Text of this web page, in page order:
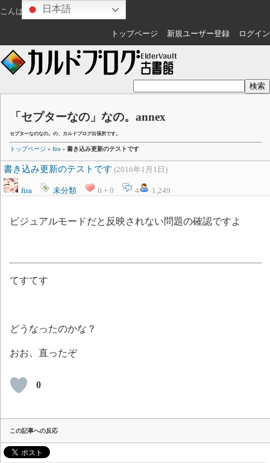
こんばんは ゲスト さん
トップページ 新規ユーザー登録 ログイン
「セプターなの」なの。annex
セプターなのなの。の、カルドブログ出張所です。
トップページ » fira » 書き込み更新のテストです
書き込み更新のテストです (2016年1月1日)
fira 未分類 0 + 0 4 1,249
ビジュアルモードだと反映されない問題の確認ですよ
てすてす
どうなったのかな？
おお、直ったぞ
0
この記事への反応
日本語